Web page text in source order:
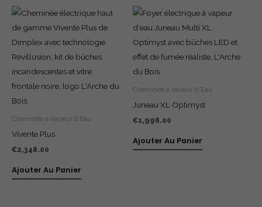
Cheminée à Vapeur d'Eau
Vivente Plus
€2,348.00
Ajouter Au Panier
Cheminée à Vapeur d'Eau
Juneau XL Optimyst
€1,998.00
Ajouter Au Panier